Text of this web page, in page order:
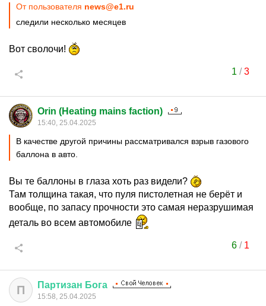
От пользователя news@e1.ru
следили несколько месяцев
Вот сволочи!
1 /3
Orin (Heating mains faction)
15:40, 25.04.2025
В качестве другой причины рассматривался взрыв газового
баллона в авто.
Вы те баллоны в глаза хоть раз видели?
Там толщина такая, что пуля пистолетная не берёт и
вообще, по запасу прочности это самая неразрушимая
деталь во всем автомобиле
6/ 1
П Партизан Бога
15:58, 25.04.2025